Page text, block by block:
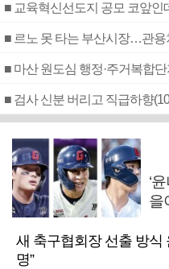
■ 교육혁신선도지 공모 코앞인
■ 르노 못 타는 부산시장…관용
■ 마산 원도심 행정·주거복합
‘
을
새 축구협회장 선출 방
명”